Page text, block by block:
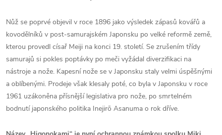
Nůž se poprvé objevil v roce 1896 jako výsledek zápasů kovářů a
kovodělníků v post-samurajském Japonsku po velké reformě země,
kterou provedl císař Meiji na konci 19. století. Se zrušením třídy
samurajů si pokles poptávky po meči vyžádal diverzifikaci na
nástroje a nože. Kapesní nože se v Japonsku staly velmi úspěšnými
a oblíbenými. Prodeje však klesaly poté, co byla v Japonsku v roce
1961 uzákoněna přísnější legislativa pro nože, po smrtelném
bodnutí japonského politika Inejirō Asanuma o rok dříve.